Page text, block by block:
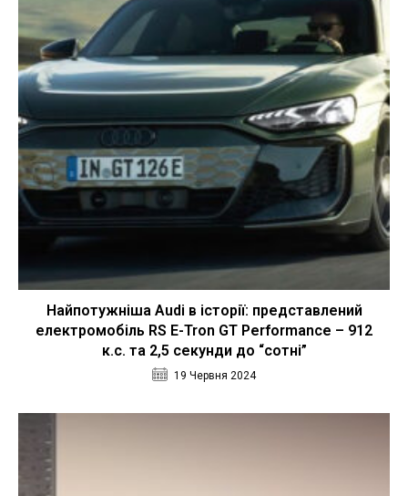
Найпотужніша Audi в історії: представлений
електромобіль RS E-Tron GT Performance – 912
к.с. та 2,5 секунди до “сотні”
19 Червня 2024